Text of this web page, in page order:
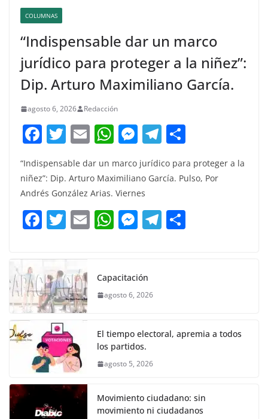
COLUMNAS
“Indispensable dar un marco
jurídico para proteger a la niñez”:
Dip. Arturo Maximiliano García.
agosto 6, 2026 Redacción
F
c
e
b
o
k
T
w
itt
er
E
ai
l
W
at
s
A
p
M
e
ss
e
n
g
T
e
a
m
m
“Indispensable dar un marco jurídico para proteger a la
niñez”: Dip. Arturo Maximiliano García. Pulso, Por
Andrés González Arias. Viernes
F
c
e
b
o
o
k
T
itt
er
E W
s
A
p
M
e
n
er
T
Capacitación
agosto 6, 2026
El tiempo electoral, apremia a todos
los partidos.
agosto 5, 2026
Movimiento ciudadano: sin
movimiento ni ciudadanos